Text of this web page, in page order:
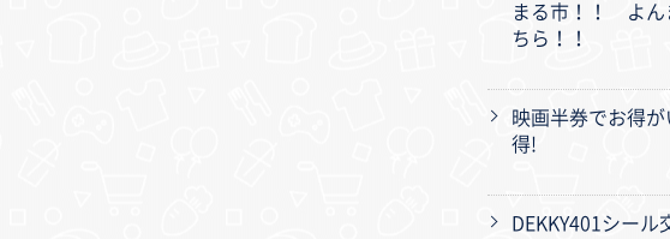
まる市！！ よん
ちら！！
映画半券でお得
得!
DEKKY401シール